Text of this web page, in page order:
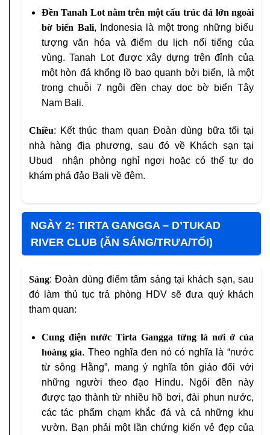
Đền Tanah Lotnằm trên một cấu trúc đá lớn ngoài
bờ biển Bali, Indonesia là một trong những biểu
tượng văn hóa và điểm du lịch nổi tiếng của
vùng. Tanah Lot được xây dựng trên đỉnh của
một hòn đá khổng lồ bao quanh bởi biển, là một
trong chuỗi 7 ngôi đền chạy dọc bờ biển Tây
Nam Bali.
Chiều: Kết thúc tham quan Đoàn dùng bữa tối tại
nhà hàng địa phương, sau đó về Khách sạn tại
Ubud nhận phòng nghỉ ngơi hoặc có thể tự do
khám phá đảo Bali về đêm.
NGÀY 2: TIRTA GANGGA – D’TUKAD
RIVER CLUB (ĂN SÁNG/TRƯA/TỐI)
Sáng: Đoàn dùng điểm tâm sáng tại khách sạn, sau
đó làm thủ tục trả phòng HDV sẽ đưa quý khách
tham quan:
Cung điện nước Tirta Gangga từng là nơi ở của
hoàng gia. Theo nghĩa đen nó có nghĩa là “nước
từ sông Hằng”, mang ý nghĩa tôn giáo đối với
những người theo đạo Hindu. Ngôi đền này
được tạo thành từ nhiều hồ bơi, đài phun nước,
các tác phẩm chạm khắc đá và cả những khu
vườn. Bạn phải một lần chứng kiến vẻ đẹp của